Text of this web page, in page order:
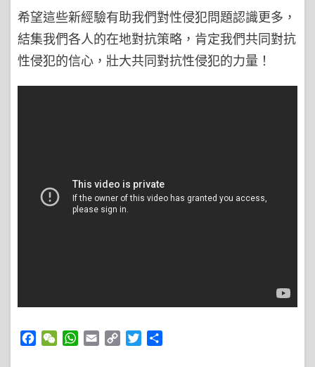
希望這些新經驗有助我們對性侵犯問題認識更多，
結集我們各人的在地對抗策略，肯定我們共同對抗
性侵犯的信心，壯大共同對抗性侵犯的力量！
Facebook
WeChatWhatsApp
Email Copy
Twitter